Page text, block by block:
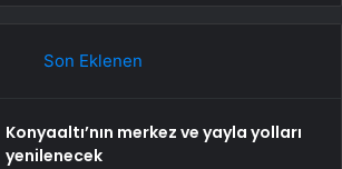
Son Eklenen
Konyaaltı’nın merkez ve yayla yolları
yenilenecek